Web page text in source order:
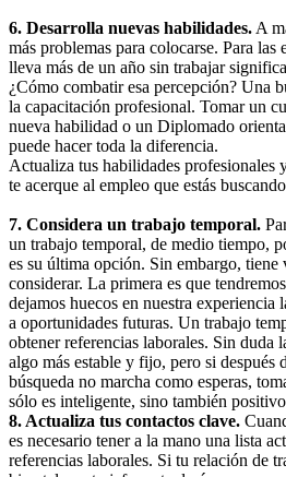
6. Desarrolla nuevas habilidades. A
más problemas para colocarse. Para las
lleva más de un año sin trabajar
¿Cómo combatir esa percepción? Una
la capacitación profesional. Tomar un
nueva habilidad o un Diplomado
puede hacer toda la diferencia.
Actualiza tus habilidades profesionales
te acerque al empleo que estás buscando
7. Considera un trabajo temporal.
un trabajo temporal, de medio tiempo,
es su última opción. Sin embargo, tiene
considerar. La primera es que
dejamos huecos en nuestra experiencia
a oportunidades futuras. Un trabajo
obtener referencias laborales. Sin duda
algo más estable y fijo, pero si después
búsqueda no marcha como esperas,
sólo es inteligente, sino también
8. Actualiza tus contactos clave.
es necesario tener a la mano una lista
referencias laborales. Si tu relación de